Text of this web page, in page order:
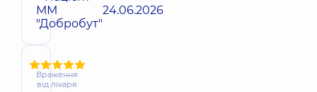
ММ
"Добробут"
24.06.2026
Враження
від лікаря